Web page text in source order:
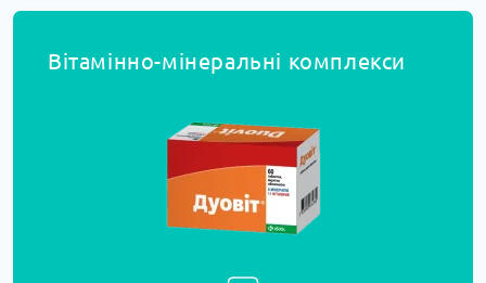
Вітамінно-мінеральні комплекси